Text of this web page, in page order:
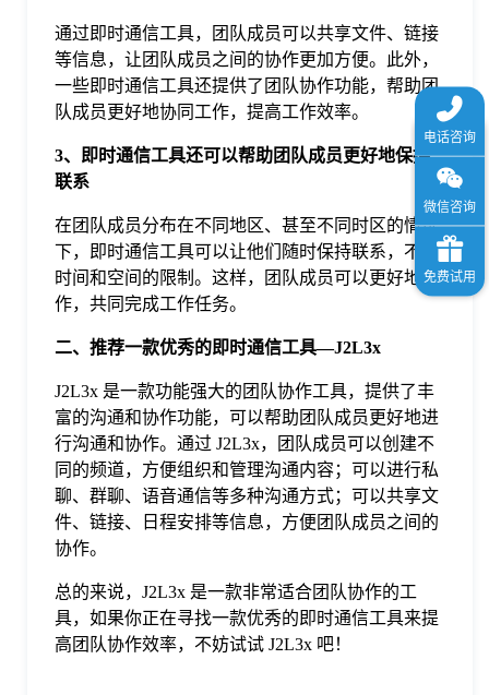
通过即时通信工具，团队成员可以共享文件、链接
等信息，让团队成员之间的协作更加方便。此外，
一些即时通信工具还提供了团队协作功能，帮助团
队成员更好地协同工作，提高工作效率。
3、即时通信工具还可以帮助团队成员更好地保持
联系
在团队成员分布在不同地区、甚至不同时区的情况
下，即时通信工具可以让他们随时保持联系，不受
时间和空间的限制。这样，团队成员可以更好地协
作，共同完成工作任务。
二、推荐一款优秀的即时通信工具—J2L3x
J2L3x 是一款功能强大的团队协作工具，提供了丰
富的沟通和协作功能，可以帮助团队成员更好地进
行沟通和协作。通过 J2L3x，团队成员可以创建不
同的频道，方便组织和管理沟通内容；可以进行私
聊、群聊、语音通信等多种沟通方式；可以共享文
件、链接、日程安排等信息，方便团队成员之间的
协作。
总的来说，J2L3x 是一款非常适合团队协作的工
具，如果你正在寻找一款优秀的即时通信工具来提
高团队协作效率，不妨试试 J2L3x 吧！